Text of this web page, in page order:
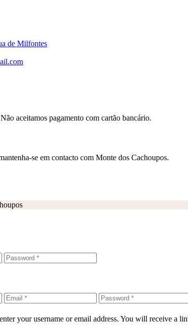
de Milfontes
aceitamos pagamento com cartão bancário.
se em contacto com Monte dos Cachoupos.
your username or email address. You will receive a